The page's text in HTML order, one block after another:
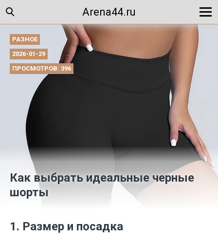
Arena44.ru
РАЗНОЕ
2026-01-29
ПРОСМОТРОВ: 396
Как выбрать идеальные черные
шорты
1. Размер и посадка